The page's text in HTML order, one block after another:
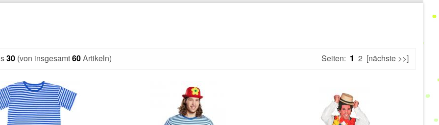
30 (von insgesamt60Artikeln) Seiten: 1 2 [nächste >>]